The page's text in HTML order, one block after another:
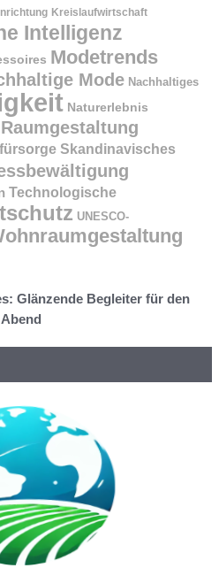
Kreislaufwirtschaft
Intelligenz
Modetrends
Mode Nachhaltiges
Naturerlebnis
Raumgestaltung
Skandinavisches
Technologische
UNESCO-
Glänzende Begleiter für den
Abend